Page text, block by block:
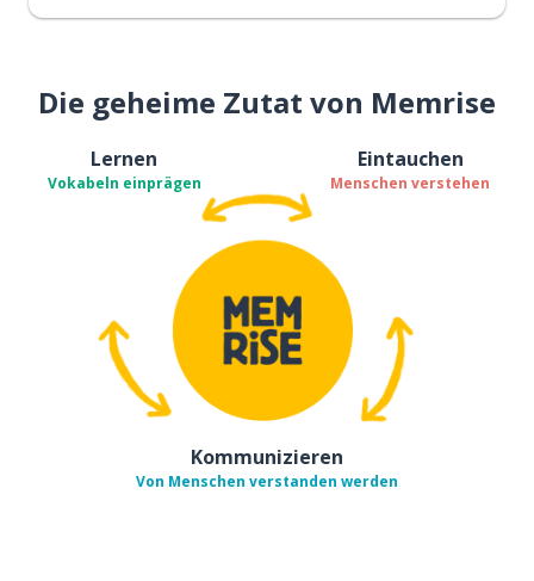
Die geheime Zutat von Memrise
Lernen
Vokabeln einprägen
Eintauchen
Menschen verstehen
Kommunizieren
Von Menschen verstanden werden